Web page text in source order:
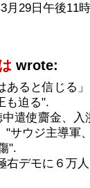
月29日午後11
wrote:
あると信じる
も迫る".
中遣使齎金、
"サウジ主導軍
".
右デモに６万